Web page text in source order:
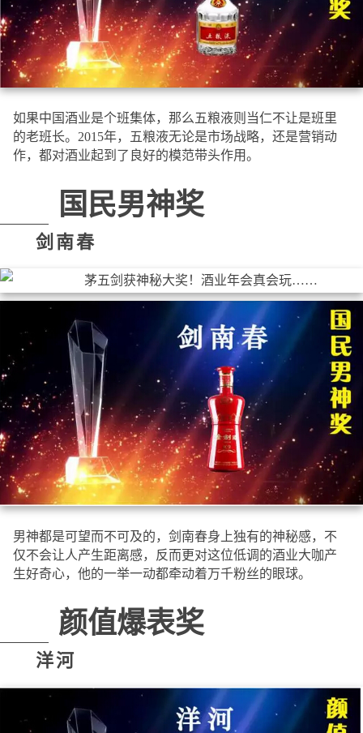
如果中国酒业是个班集体，那么五粮液则当仁不让是班里
的老班长。2015年，五粮液无论是市场战略，还是营销动
作，都对酒业起到了良好的模范带头作用。
国民男神奖
剑南春
男神都是可望而不可及的，剑南春身上独有的神秘感，不
仅不会让人产生距离感，反而更对这位低调的酒业大咖产
生好奇心，他的一举一动都牵动着万千粉丝的眼球。
颜值爆表奖
洋河